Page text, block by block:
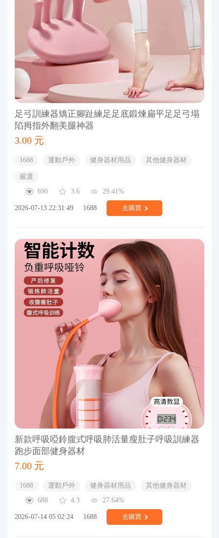
足弓訓練器矯正腳趾練足足底鍛煉扁平足足弓塌
陷拇指外翻美腿神器
3.00 元
1688 運動戶外 健身器材用品 其他健身器材
嚴選
690
3.6 29.41%
2026-07-13 22:31:49 1688 去購買
新款呼吸啞鈴腹式呼吸肺活量瘦肚子呼吸訓練器
跑步面部健身器材
7.00 元
1688 運動戶外 健身器材用品
其他健身器材
688
4.3 27.64%
2026-07-14 05:02:24 1688 去購買